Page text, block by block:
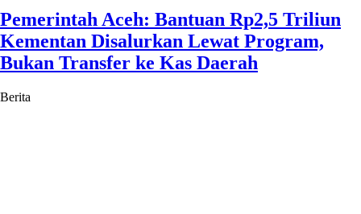
Pemerintah Aceh: Bantuan Rp2,5 Triliun
Kementan Disalurkan Lewat Program,
Bukan Transfer ke Kas Daerah
Berita